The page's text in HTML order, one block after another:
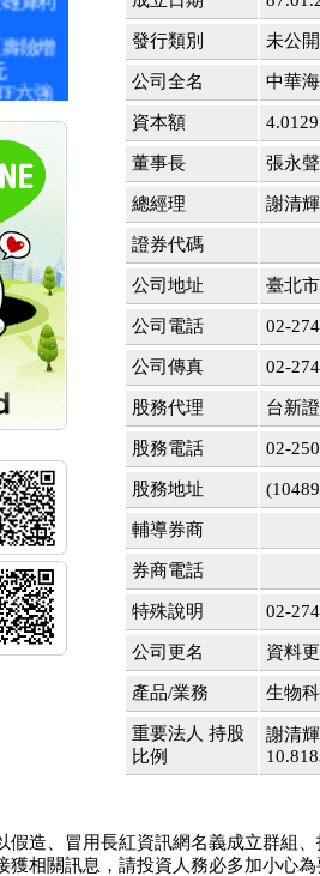
險增
六強
溢
Q1外
業績
上櫃
科技
的力
U儲
CNS
公司
公司
言人
公司
公司
行員
公司
公司
受邀參
發行類別 未公
公司全名 中華
資本額
董事長 張永聲
總經理 謝清輝
證券代碼
公司地址 臺北
公司電話 02-
公司傳真 02-
股務代理 台新
股務電話 02-
股務地址
輔導券商
券商電話
特殊說明 02-
公司更名 資料
產品/業務 生物
重要法人 持股
比例
謝清
假造、冒用長紅資訊網名義成立群組
獲相關訊息，請投資人務必多加小心